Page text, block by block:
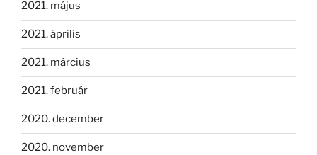
2021. május
2021. április
2021. március
2021. február
2020. december
2020. november